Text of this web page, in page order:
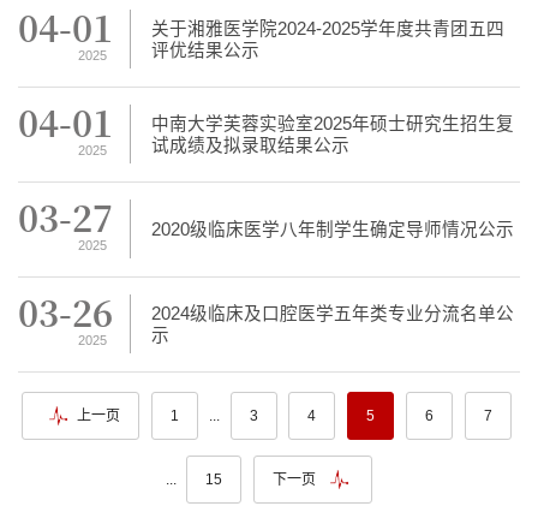
04-01
2025
关于湘雅医学院2024-2025学年度共青团五四
评优结果公示
04-01
2025
中南大学芙蓉实验室2025年硕士研究生招生复
试成绩及拟录取结果公示
03-27
2025
2020级临床医学八年制学生确定导师情况公示
03-26
2025
2024级临床及口腔医学五年类专业分流名单公
示
上一页 1 3 4 5 6 7
15 下一页